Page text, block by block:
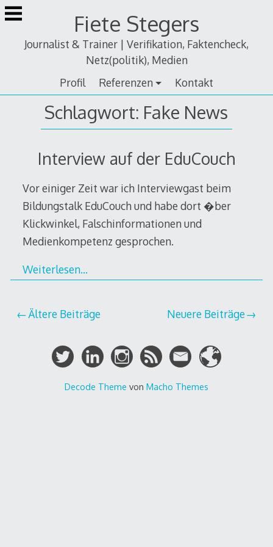
Zum
Inhalt
Fiete Stegers
Journalist & Trainer | Verifikation, Faktencheck,
Netz(politik), Medien
Profil
Referenzen Kontakt
Schlagwort: Fake News
Interview auf der EduCouch
Vor einiger Zeit war ich Interviewgast beim
Bildungstalk EduCouch und habe dort �ber
Klickwinkel, Falschinformationen und
Medienkompetenz gesprochen.
Weiterlesen…
Beitragsnavigation
Ältere Beiträge Neuere Beiträge
Decode Theme von Macho Themes